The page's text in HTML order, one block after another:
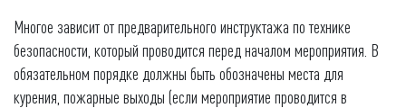
Многое зависит от предварительного инструктажа по технике
безопасности, который проводится перед началом мероприятия. В
обязательном порядке должны быть обозначены места для
курения, пожарные выходы (если мероприятие проводится в